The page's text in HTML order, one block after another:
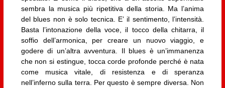
sembra la musica più ripetitiva della storia. Ma l’anima
del blues non è solo tecnica. E’ il sentimento, l’intensità.
Basta l’intonazione della voce, il tocco della chitarra, il
soffio dell’armonica, per creare un nuovo viaggio, e
godere di un’altra avventura. Il blues è un’immanenza
che non si estingue, tocca corde profonde perché è nata
come musica vitale, di resistenza e di speranza
nell’inferno sulla terra. Per questo è sempre diversa. Non